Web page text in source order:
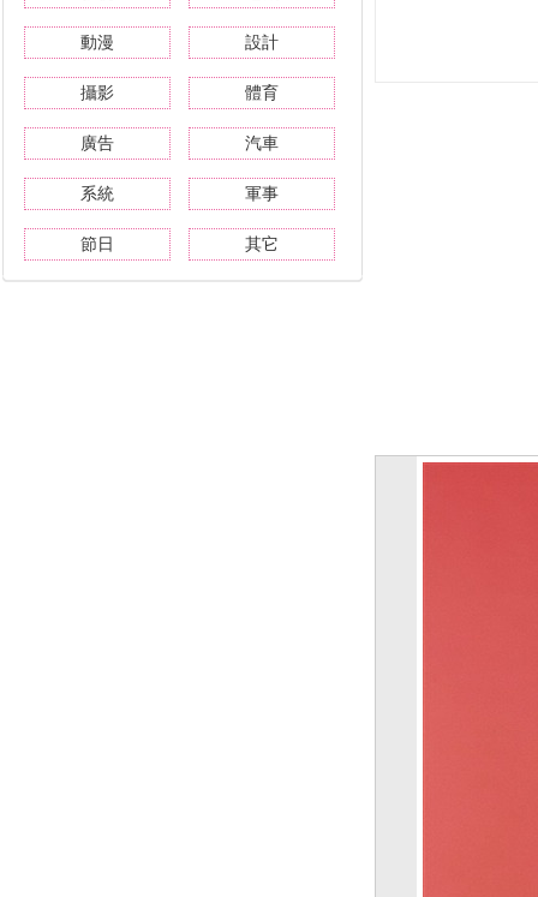
動漫 設計
攝影 體育
廣告 汽車
系統 軍事
節日 其它